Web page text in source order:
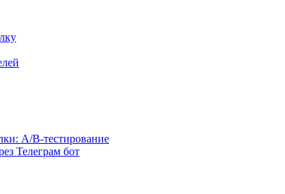
A/B-тестирование
Телеграм бот